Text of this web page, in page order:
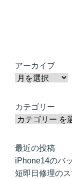
アーカイブ
カテゴリー
最近の投稿
iPhone14のバ
短即日修理の